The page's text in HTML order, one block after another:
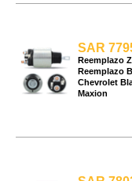
SAR
Reemplazo
Reemplazo
Chevrolet
Maxion